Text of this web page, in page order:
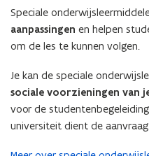
Speciale
aanpassingen en helpen
om de les te kunnen volgen.
Je kan de speciale
sociale voorzieningen van
voor de
universiteit dient de